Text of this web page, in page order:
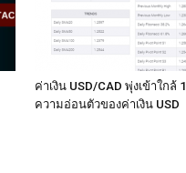
ค่าเงิน USD/CAD พุ่งเข้าใกล้
ความอ่อนตัวของค่าเงิน USD